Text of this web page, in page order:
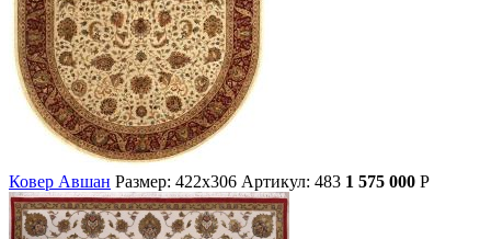
Ковер Авшан Размер: 422х306 Артикул: 483 1 575 000 Р